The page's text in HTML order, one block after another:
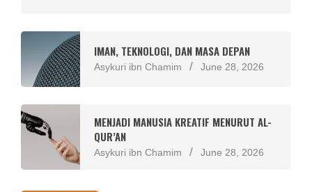
IMAN, TEKNOLOGI, DAN MASA DEPAN
Asykuri ibn Chamim June 28, 2026
MENJADI MANUSIA KREATIF MENURUT AL-
QUR’AN
Asykuri ibn Chamim June 28, 2026